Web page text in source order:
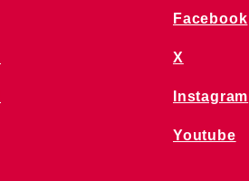
Facebook
X
Instagram
Youtube